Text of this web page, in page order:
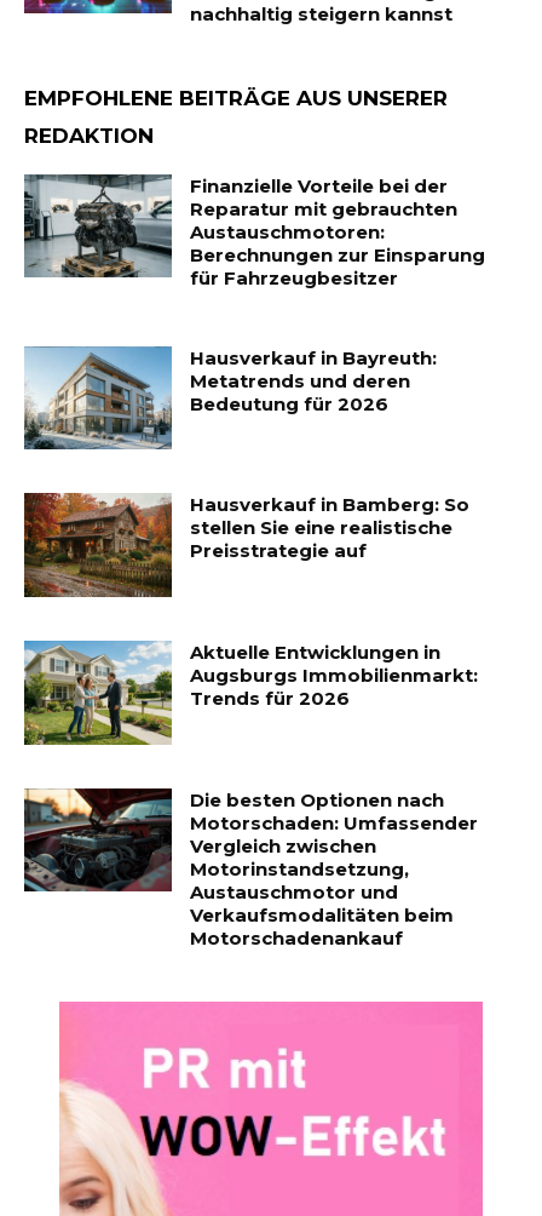
nachhaltig steigern kannst
EMPFOHLENE BEITRÄGE AUS UNSERER
REDAKTION
Finanzielle Vorteile bei der
Reparatur mit gebrauchten
Austauschmotoren:
Berechnungen zur Einsparung
für Fahrzeugbesitzer
Hausverkauf in Bayreuth:
Metatrends und deren
Bedeutung für 2026
Hausverkauf in Bamberg: So
stellen Sie eine realistische
Preisstrategie auf
Aktuelle Entwicklungen in
Augsburgs Immobilienmarkt:
Trends für 2026
Die besten Optionen nach
Motorschaden: Umfassender
Vergleich zwischen
Motorinstandsetzung,
Austauschmotor und
Verkaufsmodalitäten beim
Motorschadenankauf